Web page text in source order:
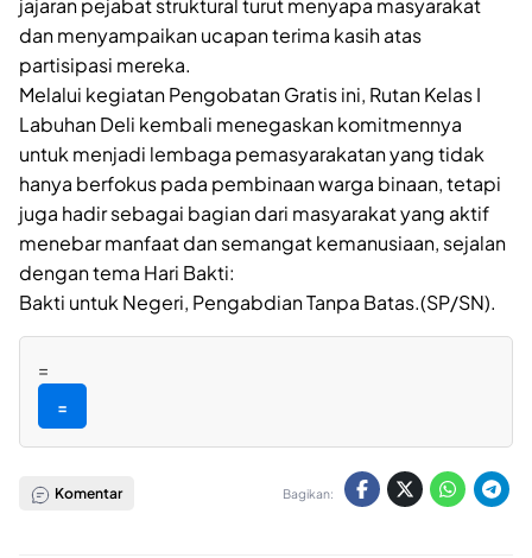
dan menyampaikan ucapan terima kasih atas
partisipasi mereka.
Melalui kegiatan Pengobatan Gratis ini, Rutan Kelas I
Labuhan Deli kembali menegaskan komitmennya
untuk menjadi lembaga pemasyarakatan yang tidak
hanya berfokus pada pembinaan warga binaan, tetapi
juga hadir sebagai bagian dari masyarakat yang aktif
menebar manfaat dan semangat kemanusiaan, sejalan
dengan tema Hari Bakti:
Bakti untuk Negeri, Pengabdian Tanpa Batas.(SP/SN).
=
=
Komentar Bagikan: